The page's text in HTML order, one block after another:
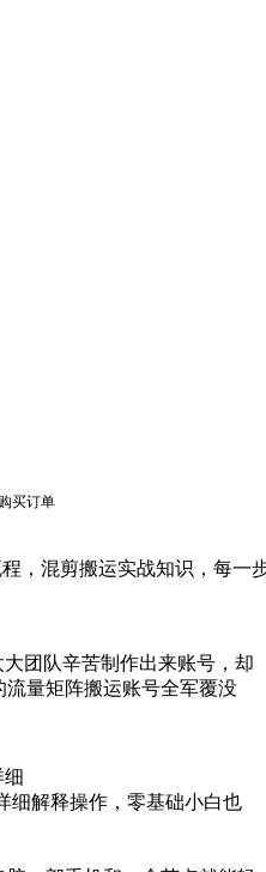
买订单
团队辛苦制作出来账号，却
量矩阵搬运账号全军覆没
细
细解释操作，零基础小白也